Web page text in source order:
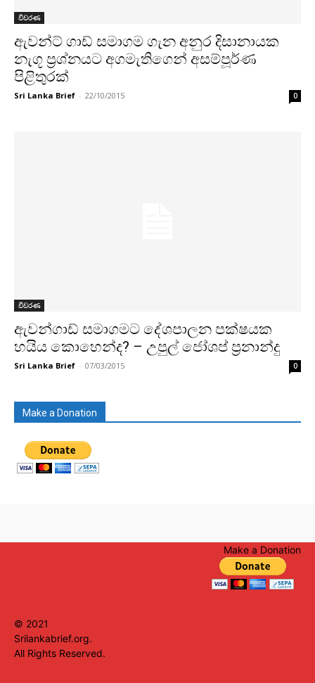
විවරණ
ඇවන්ට් ගාඩ් සමාගම ගැන අනුර දිසානායක
නැගූ ප්‍රශ්නයට අගමැතිගෙන් අසම්පූර්ණ
පිළිතුරක්
Sri Lanka Brief - 22/10/2015 0
විවරණ
ඇවන්ගාඩ් සමාගමට දේශපාලන පක්ෂයක
හයිය කොහෙන්ද? – උපුල් ජෝශප් ප්‍රනාන්දු
Sri Lanka Brief - 07/03/2015 0
Make a Donation
Make a Donation
© 2021
Srilankabrief.org.
All Rights Reserved.